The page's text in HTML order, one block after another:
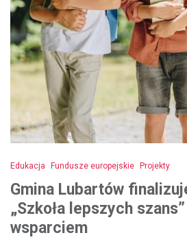
Edukacja Fundusze europejskie Projekty
Gmina Lubartów
„Szkoła lepszych
wsparciem